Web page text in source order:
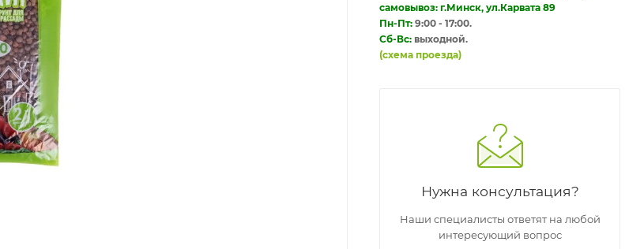
самовывоз: г.Минск, ул.Карвата 89
Пн-Пт: 9:00 - 17:00.
Сб-Вс: выходной.
(схема проезда)
Нужна консультация?
Наши специалисты ответят на любой
интересующий вопрос